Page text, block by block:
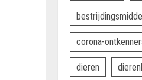
corona-
dieren